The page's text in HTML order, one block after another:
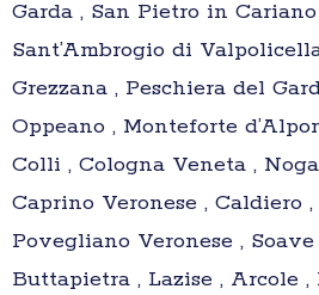
Garda , San Pietro in Cariano
Sant’Ambrogio di
Grezzana , Peschiera del
Oppeano , Monteforte
Colli , Cologna Veneta ,
Caprino Veronese , Caldiero ,
Povegliano Veronese ,
Buttapietra , Lazise , Arcole ,